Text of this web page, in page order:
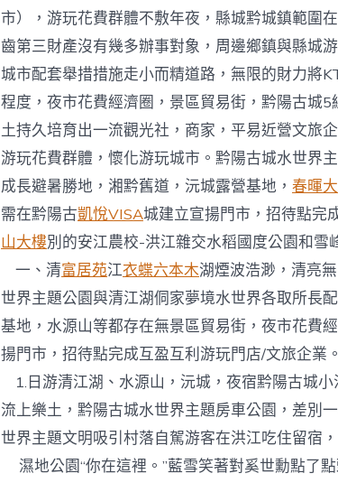
市），游玩花費群體不敷年夜，縣城黔城鎮範圍
齒第三財產沒有幾多辦事對象，周邊鄉鎮與縣城游
城市配套舉措措施走小而精道路，無限的財力將
程度，夜市花費經濟圈，景區貿易街，黔陽古城
土持久培育出一流觀光社，商家，平易近營文旅
游玩花費群體，懷化游玩城市。黔陽古城水世界
成長避暑勝地，湘黔舊道，沅城露營基地， 春暉
需在黔陽古凱悅VISA城建立宣揚門市，招待點完
山大樓別的安江農校-洪江雜交水稻國度公園和雪
一、清富居苑江衣蝶六本木湖煙波浩渺，清亮
世界主題公園與清江湖侗家夢境水世界各取所長
基地，水源山等都存在無景區貿易街，夜市花費
揚門市，招待點完成互盈互利游玩門店/文旅企業。
1.日游清江湖、水源山，沅城，夜宿黔陽古城
流上樂土，黔陽古城水世界主題房車公園，差別
世界主題文明吸引村落自駕游客在洪江吃住留宿
濕地公園“你在這裡。”藍雪笑著對奚世勳點了